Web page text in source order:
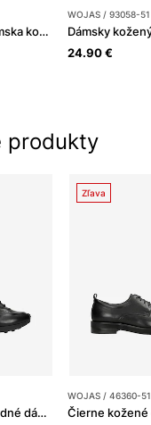
Veľká čierna dámska kožená kabelka
WOJAS / 93058-51
24.90 €
produkty
Čierne avantgardné dámske tenisky
Zľava
WOJAS / 46360-51